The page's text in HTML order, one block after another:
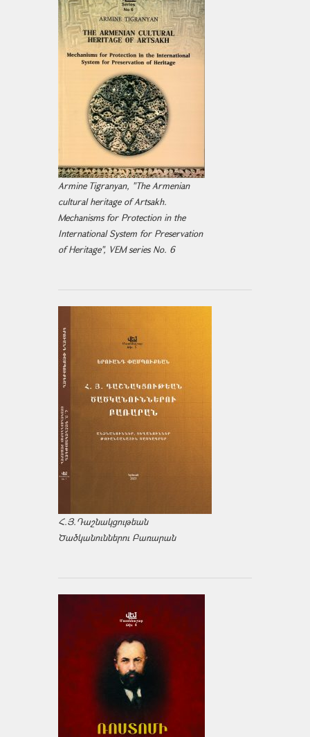
Armine Tigranyan, "The Armenian
cultural heritage of Artsakh.
Mechanisms for Protection in the
International System for Preservation
of Heritage", VEM series No. 6
Հ.Յ.Դաշնակցութեան
Ծածկանուններու Բառարան